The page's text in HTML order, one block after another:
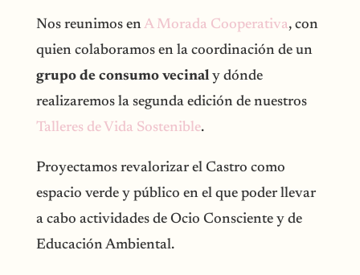
Nos reunimos enA Morada Cooperativa, con
quien colaboramos en la coordinación de un
grupo de consumo vecinal y dónde
realizaremos la segunda edición de nuestros
Talleres de Vida Sostenible.
Proyectamos revalorizar el Castro como
espacio verde y público en el que poder llevar
a cabo actividades de Ocio Consciente y de
Educación Ambiental.